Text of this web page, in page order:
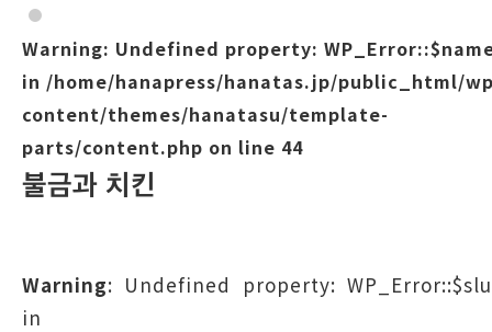
Warning: Undefined property:
in /home/hanapress/hanatas.jp/public_html/
content/themes/hanatasu/template-
parts/content.php on line 44
불금과 치킨
Warning: Undefined property:
in